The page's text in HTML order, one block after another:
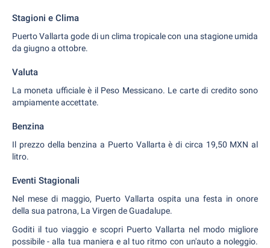
Stagioni e Clima
Puerto Vallarta gode di un clima tropicale con una stagione umida
da giugno a ottobre.
Valuta
La moneta ufficiale è il Peso Messicano. Le carte di credito sono
ampiamente accettate.
Benzina
Il prezzo della benzina a Puerto Vallarta è di circa 19,50 MXN al
litro.
Eventi Stagionali
Nel mese di maggio, Puerto Vallarta ospita una festa in onore
della sua patrona, La Virgen de Guadalupe.
Goditi il tuo viaggio e scopri Puerto Vallarta nel modo migliore
possibile - alla tua maniera e al tuo ritmo con un'auto a noleggio.